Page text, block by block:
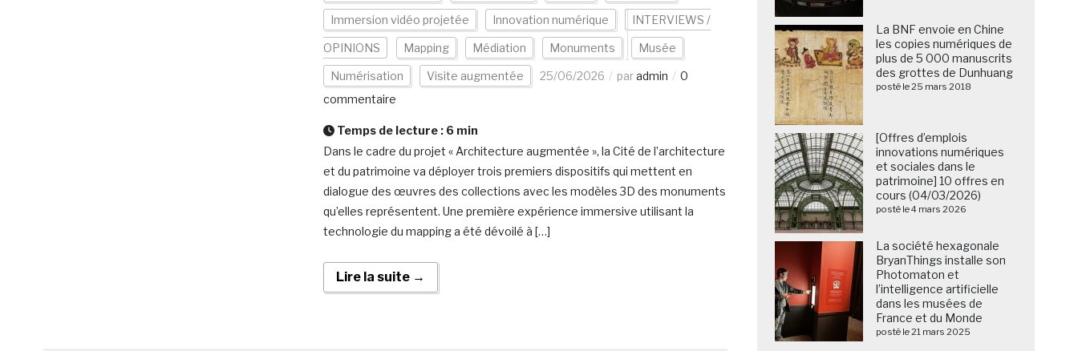
Immersion vidéo projetée Innovation numérique INTERVIEWS /
OPINIONS Mapping Médiation Monuments Musée
Numérisation Visite augmentée 25/06/2026 paradmin
0
commentaire
Temps de lecture : 6 min
Dans le cadre du projet « Architecture augmentée », la Cité de l’architecture
et du patrimoine va déployer trois premiers dispositifs qui mettent en
dialogue des œuvres des collections avec les modèles 3D des monuments
qu’elles représentent. Une première expérience immersive utilisant la
technologie du mapping a été dévoilé à […]
Lire la suite →
La BNF envoie en Chine
les copies numériques de
plus de 5 000 manuscrits
des grottes de Dunhuang
posté le 25 mars 2018
[Offres d’emplois
innovations numériques
et sociales dans le
patrimoine] 10 offres en
cours (04/03/2026)
posté le 4 mars 2026
La société hexagonale
BryanThings installe son
Photomaton et
l’intelligence artificielle
dans les musées de
France et du Monde
posté le 21 mars 2025